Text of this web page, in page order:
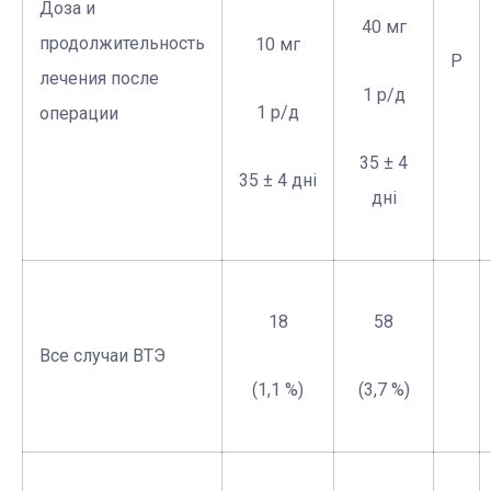
Доза и
продолжительность
лечения после
операции
10 мг
1 р/д
35 ± 4 дні
40 мг
1 р/д
35 ± 4
дні
Р
Все случаи ВТЭ
18
(1,1 %)
58
(3,7 %)